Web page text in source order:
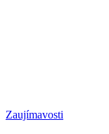
Zaujímavosti